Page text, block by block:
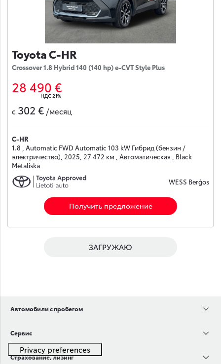
Toyota C-HR
Crossover 1.8 Hybrid 140 (140 hp) e-CVT Style Plus
28 490 €
НДС 21%
с 302 € /месяц
C-HR
1.8 , Automatic FWD Automatic 103 kW Гибрид (бензин /
электричество), 2025, 27 472 км , Автоматическая , Black
Metāliska
WESS Berģos
Получить предложение
ЗАГРУЖАЮ
Автомобили с пробегом
Сервис
Страхование, лизинг